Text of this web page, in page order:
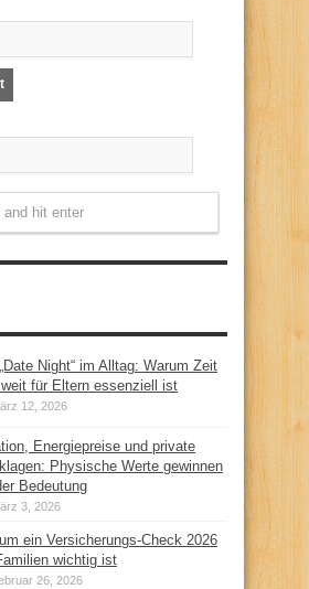
Night“ im Alltag: Warum Zeit
für Eltern essenziell ist
12, 2026
Energiepreise und private
Physische Werte gewinnen
Bedeutung
3, 2026
ein Versicherungs-Check 2026
wichtig ist
26, 2026